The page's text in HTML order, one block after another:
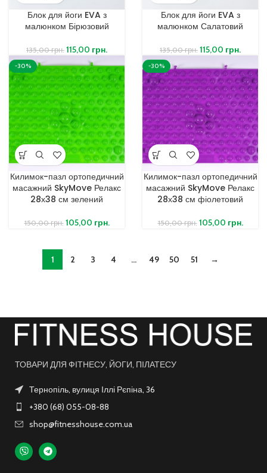
Блок для йоги EVA з
малюнком Бірюзовий
135,00грн. 115,00 грн.
Блок для йоги EVA з
малюнком Салатовий
135,00грн. 115,00 грн.
-30%
Килимок-пазл ортопедичний
масажний SkyMove Релакс
28х38 см зелений
150,00грн. 105,00 грн.
-30%
Килимок-пазл ортопедичний
масажний SkyMove Релакс
28х38 см фіолетовий
150,00грн. 105,00 грн.
1 2 3 4 … 49 50 51 →
ТОВАРИ ДЛЯ ФІТНЕСУ, ЙОГИ, ПІЛАТЕСУ
Тернопіль, вулиця Іллі Рєпіна, 36
+380 (68) 055-08-88
shop@fitnesshouse.com.ua